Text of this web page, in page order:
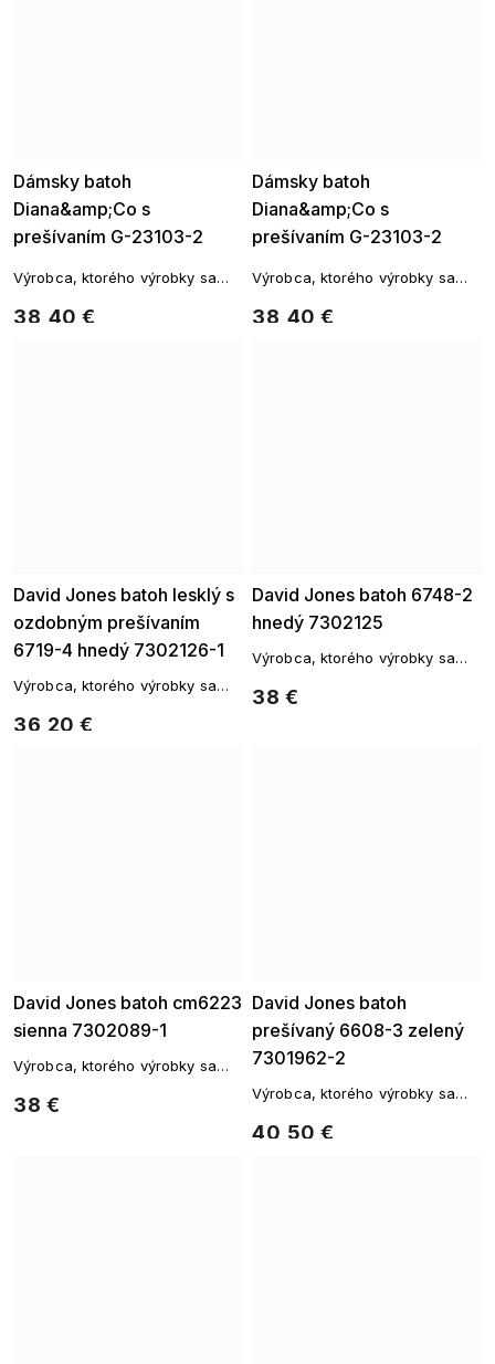
Dámsky batoh
Diana&amp;Co s
prešívaním G-23103-2
38,40 €
Výrobca, ktorého výrobky sa
vysokou kvalitou spracovania.
Dámsky batoh
Diana&amp;Co s
prešívaním G-23103-2
38,40 €
Výrobca, ktorého výrobky sa
vysokou kvalitou spracovania.
David Jones batoh lesklý s
ozdobným prešívaním
6719-4 hnedý 7302126-1
36,20 €
Výrobca, ktorého výrobky sa
vysokou kvalitou spracovania.
David Jones batoh 6748-2
hnedý 7302125
38 €
Výrobca, ktorého výrobky sa
vysokou kvalitou spracovania.
David Jones batoh cm6223
sienna 7302089-1
38 €
Výrobca, ktorého výrobky sa
vysokou kvalitou spracovania.
David Jones batoh
prešívaný 6608-3 zelený
7301962-2
40,50 €
Výrobca, ktorého výrobky sa
vysokou kvalitou spracovania.